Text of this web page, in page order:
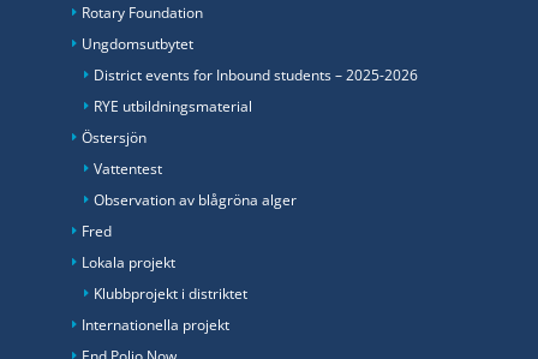
Rotary Foundation
Ungdomsutbytet
District events for Inbound students – 2025-2026
RYE utbildningsmaterial
Östersjön
Vattentest
Observation av blågröna alger
Fred
Lokala projekt
Klubbprojekt i distriktet
Internationella projekt